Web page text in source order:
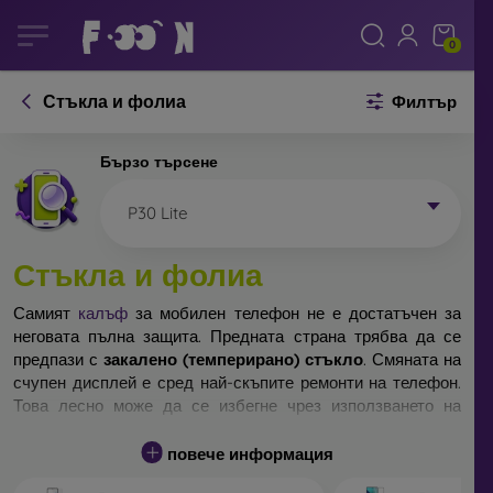
0
Стъкла и фолиа Филтър
Бързо търсене
P30 Lite
Стъкла и фолиа
Самият калъф за мобилен телефон не е достатъчен за
неговата пълна защита. Предната страна трябва да се
предпази с закалено (темперирано) стъкло. Смяната на
счупен дисплей е сред най-скъпите ремонти на телефон.
Това лесно може да се избегне чрез използването на
Неразбиваемо стъкло за телефон не съществува, но при
повече информация